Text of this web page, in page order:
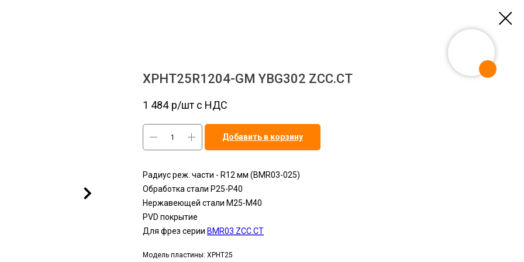
XPHT25R1204-GM YBG302 ZCC.CT
1 484 р/шт c НДС
Добавить в корзину
Радиус реж. части - R12 мм (BMR03-025)
Обработка стали P25-Р40
Нержавеющей стали M25-М40
PVD покрытие
Для фрез серии BMR03 ZCC.CT
Модель пластины: XPHT25